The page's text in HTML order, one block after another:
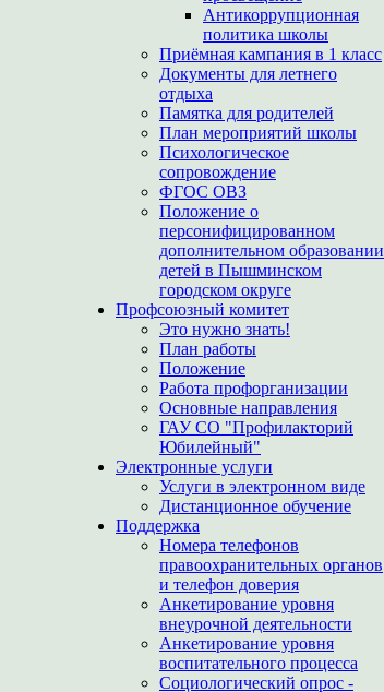
Антикоррупционная
политика школы
Приёмная кампания в 1 класс
Документы для летнего
отдыха
Памятка для родителей
План мероприятий школы
Психологическое
сопровождение
ФГОС ОВЗ
Положение о
персонифицированном
дополнительном образовании
детей в Пышминском
городском округе
Профсоюзный комитет
Это нужно знать!
План работы
Положение
Работа профорганизации
Основные направления
ГАУ СО "Профилакторий
Юбилейный"
Электронные услуги
Услуги в электронном виде
Дистанционное обучение
Поддержка
Номера телефонов
правоохранительных органов
и телефон доверия
Анкетирование уровня
внеурочной деятельности
Анкетирование уровня
воспитательного процесса
Социологический опрос -